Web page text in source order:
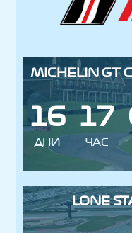
MICHELIN GT
16
ДНИ
17
ЧАС
LONE